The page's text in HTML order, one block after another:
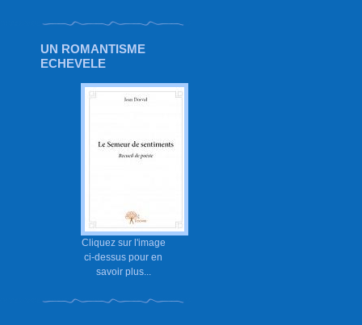
UN ROMANTISME
ECHEVELE
Cliquez sur l'image
ci-dessus pour en
savoir plus...